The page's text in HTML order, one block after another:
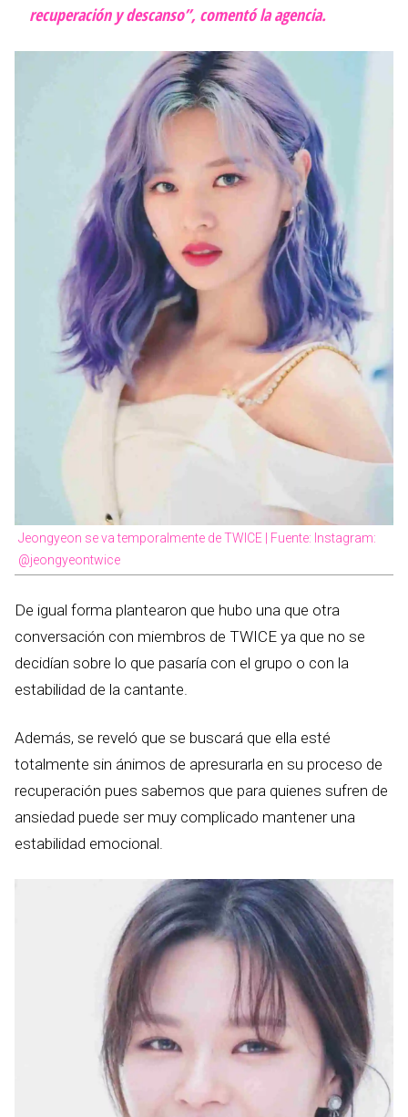
recuperación y descanso”, comentó la agencia.
Jeongyeon se va temporalmente de TWICE | Fuente: Instagram:
@jeongyeontwice
De igual forma plantearon que hubo una que otra
conversación con miembros de TWICE ya que no se
decidían sobre lo que pasaría con el grupo o con la
estabilidad de la cantante.
Además, se reveló que se buscará que ella esté
totalmente sin ánimos de apresurarla en su proceso de
recuperación pues sabemos que para quienes sufren de
ansiedad puede ser muy complicado mantener una
estabilidad emocional.